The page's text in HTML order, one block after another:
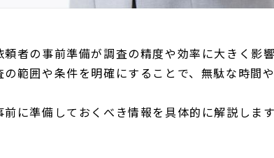
者の事前準備が調査の精度や効率に大きく影響
範囲や条件を明確にすることで、無駄な時間
に準備しておくべき情報を具体的に解説します